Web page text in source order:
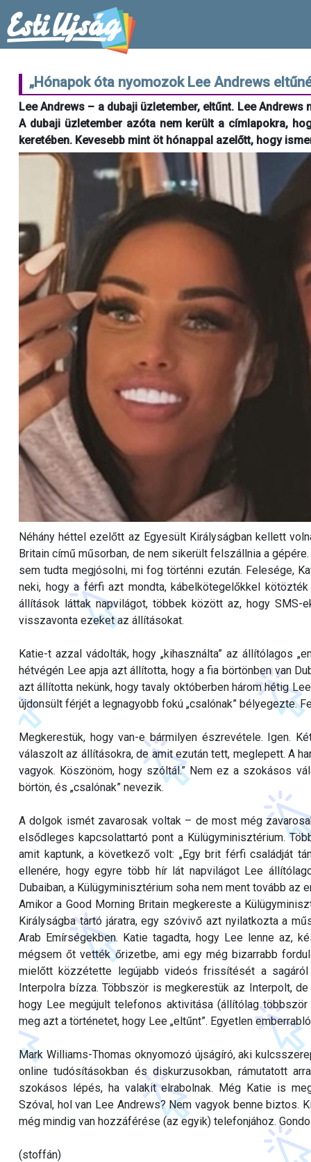
„Hónapok óta nyomozok Lee Andrews
Lee Andrews – a dubaji üzletember, eltűnt. Lee
A dubaji üzletember azóta nem került a címlapokra,
keretében. Kevesebb mint öt hónappal azelőtt, hogy
Néhány héttel ezelőtt az Egyesült Királyságban kellett
Britain című műsorban, de nem sikerült felszállnia a
sem tudta megjósolni, mi fog történni ezután. Felesége,
neki, hogy a férfi azt mondta, kábelkötegelőkkel
állítások láttak napvilágot, többek között az, hogy
visszavonta ezeket az állításokat.
Katie-t azzal vádolták, hogy „kihasználta” az állítólagos
hétvégén Lee apja azt állította, hogy a fia börtönben van
azt állította nekünk, hogy tavaly októberben három hétig
újdonsült férjét a legnagyobb fokú „csalónak” bélyegezte.
Megkerestük, hogy van-e bármilyen észrevétele. Igen.
válaszolt az állításokra, de amit ezután tett, meglepett. A
vagyok. Köszönöm, hogy szóltál.” Nem ez a szokásos
börtön, és „csalónak” nevezik.
A dolgok ismét zavarosak voltak – de most még
elsődleges kapcsolattartó pont a Külügyminisztérium.
amit kaptunk, a következő volt: „Egy brit férfi családját
ellenére, hogy egyre több hír lát napvilágot Lee
Dubaiban, a Külügyminisztérium soha nem ment tovább
Amikor a Good Morning Britain megkereste a
Királyságba tartó járatra, egy szóvivő azt nyilatkozta a
Arab Emírségekben. Katie tagadta, hogy Lee lenne az,
mégsem őt vették őrizetbe, ami egy még bizarrabb
mielőtt közzétette legújabb videós frissítését a
Interpolra bízza. Többször is megkerestük az Interpolt,
hogy Lee megújult telefonos aktivitása (állítólag
meg azt a történetet, hogy Lee „eltűnt”. Egyetlen
Mark Williams-Thomas oknyomozó újságíró, aki
online tudósításokban és diskurzusokban, rámutatott
szokásos lépés, ha valakit elrabolnak. Még Katie is
Szóval, hol van Lee Andrews? Nem vagyok benne biztos.
még mindig van hozzáférése (az egyik) telefonjához.
(stoffán)